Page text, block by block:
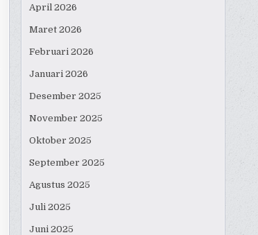
April 2026
Maret 2026
Februari 2026
Januari 2026
Desember 2025
November 2025
Oktober 2025
September 2025
Agustus 2025
Juli 2025
Juni 2025